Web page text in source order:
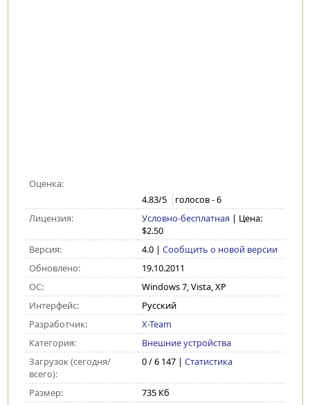
Оценка:
4.83/5 голосов -6
Лицензия:
Условно-бесплатная | Цена:
$2.50
Версия:
4.0| Сообщить о новой версии
Обновлено:
19.10.2011
ОС:
Windows 7, Vista, XP
Интерфейс:
Русский
Разработчик:
X-Team
Категория:
Внешние устройства
Загрузок (сегодня/
всего):
0 / 6 147 | Статистика
Размер: 735 Кб